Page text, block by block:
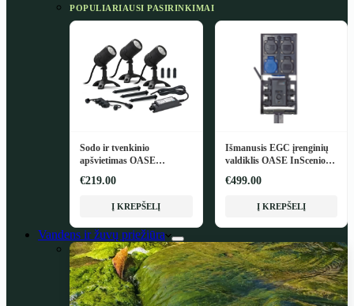
POPULIARIAUSI PASIRINKIMAI
Sodo ir tvenkinio
apšvietimas OASE
€219.00
Į KREPŠELĮ
Išmanusis EGC įrenginių
valdiklis OASE InScenio
€499.00
Į KREPŠELĮ
Vandens ir žuvų priežiūra